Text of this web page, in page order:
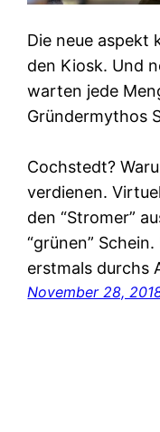
Die neue aspekt
den Kiosk. Und
warten jede
Gründermythos
Startet
Cochstedt?
verdienen.
den “Stromer”
“grünen”
erstmals durchs
November 28,